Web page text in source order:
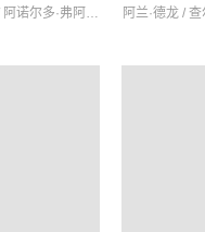
安东尼·博金斯 / 阿诺尔多·弗阿 / 杰斯·哈恩